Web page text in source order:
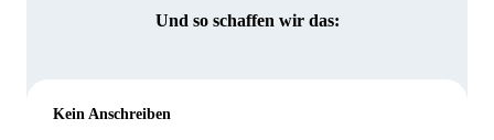
Und so schaffen wir das:
Kein Anschreiben